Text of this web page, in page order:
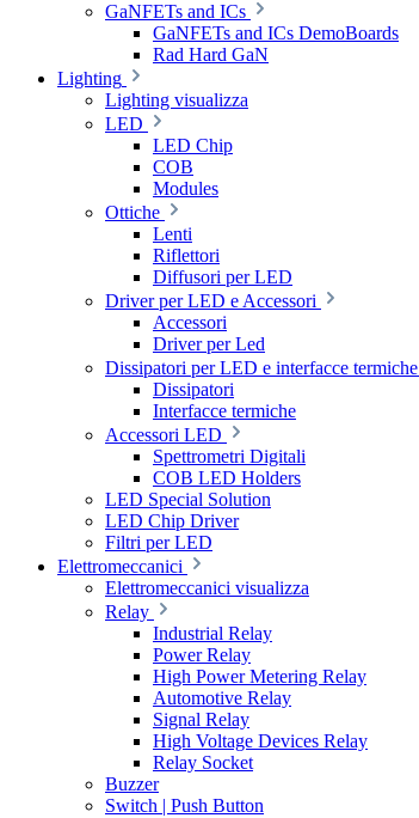
GaNFETs and ICs
GaNFETs and ICs DemoBoards
Rad Hard GaN
Lighting
Lighting visualizza
LED
LED Chip
COB
Modules
Ottiche
Lenti
Riflettori
Diffusori per LED
Driver per LED e Accessori
Accessori
Driver per Led
Dissipatori per LED e interfacce termiche
Dissipatori
Interfacce termiche
Accessori LED
Spettrometri Digitali
COB LED Holders
LED Special Solution
LED Chip Driver
Filtri per LED
Elettromeccanici
Elettromeccanici visualizza
Relay
Industrial Relay
Power Relay
High Power Metering Relay
Automotive Relay
Signal Relay
High Voltage Devices Relay
Relay Socket
Buzzer
Switch | Push Button